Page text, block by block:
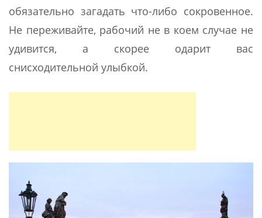
обязательно загадать что-либо сокровенное.
Не переживайте, рабочий не в коем случае не
удивится, а скорее одарит вас
снисходительной улыбкой.